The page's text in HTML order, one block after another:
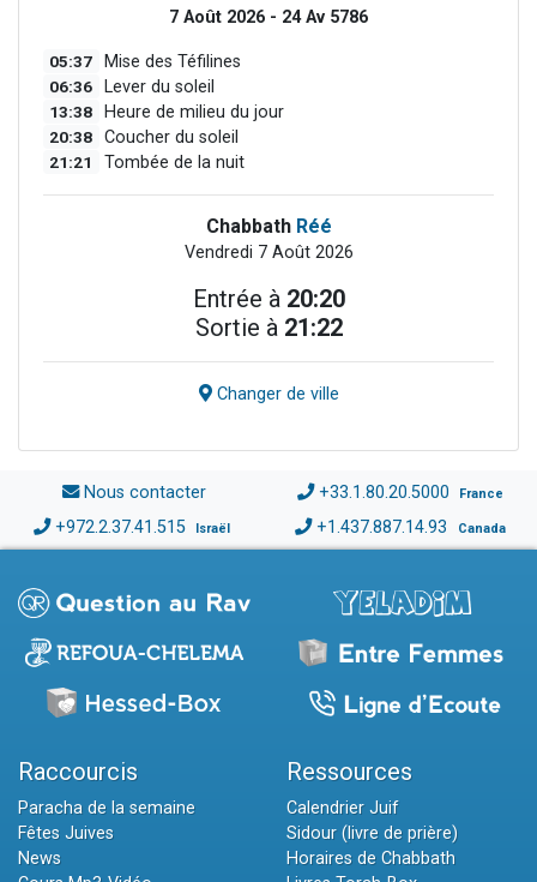
7 Août 2026 - 24 Av 5786
05:37 Mise des Téfilines
06:36 Lever du soleil
13:38 Heure de milieu du jour
20:38 Coucher du soleil
21:21 Tombée de la nuit
Chabbath Réé
Vendredi 7 Août 2026
Entrée à 20:20
Sortie à 21:22
Changer de ville
Nous contacter +33.1.80.20.5000 France
+972.2.37.41.515 Israël +1.437.887.14.93 Canada
Raccourcis
Paracha de la semaine
Fêtes Juives
News
Ressources
Calendrier Juif
Sidour (livre de prière)
Horaires de Chabbath